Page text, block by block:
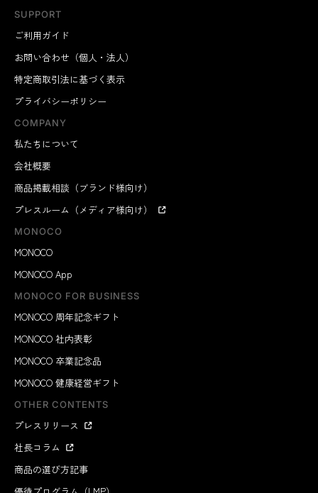
SUPPORT
ご利用ガイド
お問い合わせ（個人・法人）
特定商取引法に基づく表示
プライバシーポリシー
COMPANY
私たちについて
会社概要
商品掲載相談（ブランド様向け）
プレスルーム（メディア様向け）
MONOCO
MONOCO
MONOCO App
MONOCO FOR BUSINESS
MONOCO 周年記念ギフト
MONOCO 社内表彰
MONOCO 卒業記念品
MONOCO 健康経営ギフト
OTHER CONTENTS
プレスリリース
社長コラム
商品の選び方記事